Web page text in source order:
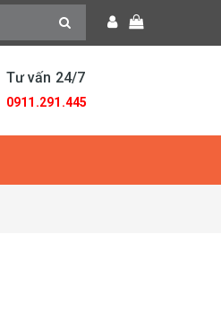
Tư vấn 24/7
0911.291.445